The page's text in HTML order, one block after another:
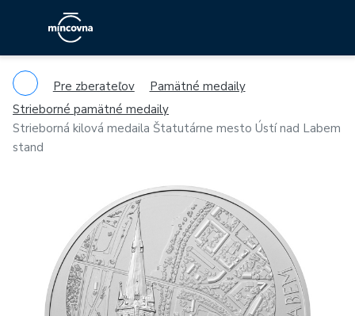
Pre zberateľov
Pamätné medaily
Strieborné pamätné medaily
Strieborná kilová medaila Štatutárne mesto Ústí nad Labem
stand